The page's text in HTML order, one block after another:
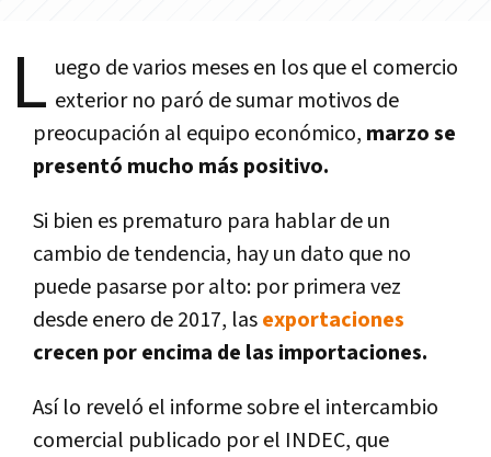
L uego de varios meses en los que el comercio
exterior no paró de sumar motivos de
preocupación al equipo económico, marzo se
presentó mucho más positivo.
Si bien es prematuro para hablar de un
cambio de tendencia, hay un dato que no
puede pasarse por alto: por primera vez
desde enero de 2017, lasexportaciones
crecen por encima de las importaciones.
Así­ lo reveló el informe sobre el intercambio
comercial publicado por el INDEC, que